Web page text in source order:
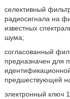
селективный
радиосигнала на
известных
шума;
согласованный
предназначен для
предшествующей
электронный ключ